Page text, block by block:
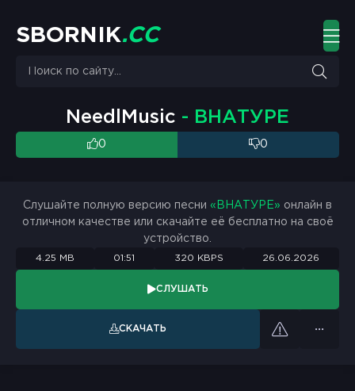
S BO R N K.CC
NeedlMusic - ВНАТУРЕ
0 0
Слушайте полную версию песни «ВНАТУРЕ» онлайн в
отличном качестве или скачайте её бесплатно на своё
устройство.
4.25 MB 01:51 320 KBPS 26.06.2026
СЛУШАТЬ
СКАЧАТЬ